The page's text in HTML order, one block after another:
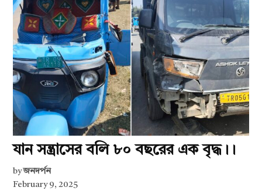
যান সন্ত্রাসের বলি ৮০ বছরের এক বৃদ্ধ।।
by জনদর্পন
February 9, 2025